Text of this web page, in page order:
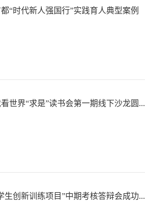
“时代新人强国行”实践育人典型案例
世界“求是”读书会第一期线下沙龙圆...
生创新训练项目”中期考核答辩会成功...